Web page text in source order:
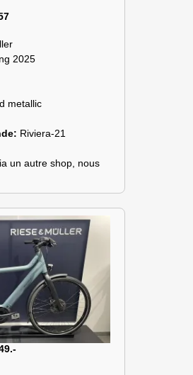
2025
metallic
Riviera-21
un autre shop, nous